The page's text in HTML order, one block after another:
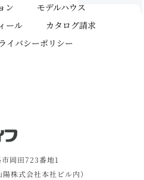
ン
モデルハウス
ール
カタログ請求
イバシーポリシー
岡田723番地1
陽株式会社本社ビル内）